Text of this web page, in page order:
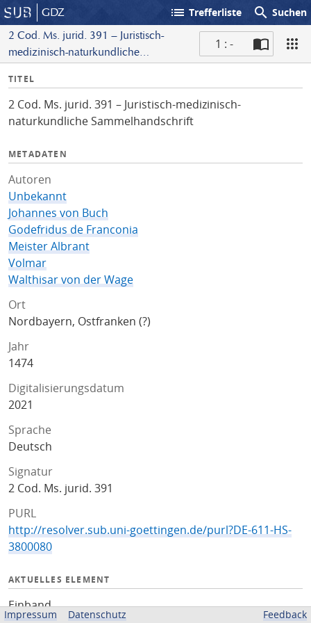
GDZ list Trefferliste search Suchen
2 Cod. Ms. jurid. 391 – Juristisch-
medizinisch-naturkundliche
1 : -
I
f
o
TITEL
2 Cod. Ms. jurid. 391 – Juristisch-medizinisch-
naturkundliche Sammelhandschrift
METADATEN
Autoren
Unbekannt
Johannes von Buch
Godefridus de Franconia
Meister Albrant
Volmar
Walthisar von der Wage
Ort
Nordbayern, Ostfranken (?)
Jahr
1474
Digitalisierungsdatum
2021
Sprache
Deutsch
Signatur
2 Cod. Ms. jurid. 391
PURL
http://resolver.sub.uni-goettingen.de/purl?DE-611-HS-
3800080
AKTUELLES ELEMENT
Einband
Impressum Datenschutz Feedback